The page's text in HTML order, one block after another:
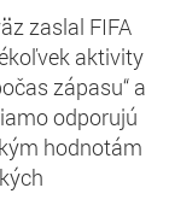
zaslal FIFA
aktivity
zápasu“ a
odporujú
hodnotám